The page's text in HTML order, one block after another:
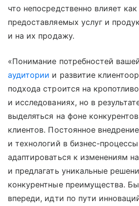
что непосредственно влияет
предоставляемых услуг и
и на их продажу.
«Понимание потребностей
аудитории и развитие
подхода строится на
и исследованиях, но в
выделяться на фоне
клиентов. Постоянное
и технологий в бизнес-
адаптироваться к изменениям
и предлагать уникальные
конкурентные преимущества.
впереди, идти по пути